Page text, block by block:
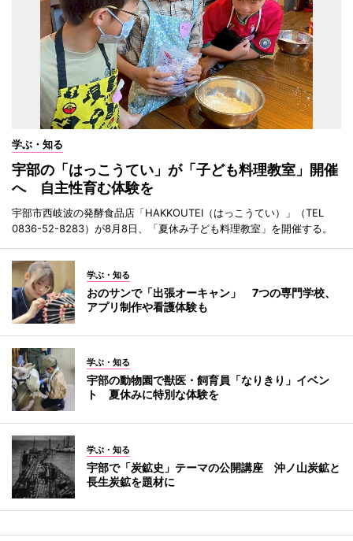
学ぶ・知る
宇部の「はっこうてい」が「子ども料理教室」開催
へ 自主性育む体験を
宇部市西岐波の発酵食品店「HAKKOUTEI（はっこうてい）」（TEL
0836-52-8283）が8月8日、「夏休み子ども料理教室」を開催する。
学ぶ・知る
おのサンで「出張オーキャン」 7つの専門学校、
アプリ制作や看護体験も
学ぶ・知る
宇部の動物園で獣医・飼育員「なりきり」イベン
ト 夏休みに特別な体験を
学ぶ・知る
宇部で「炭鉱史」テーマの公開講座 沖ノ山炭鉱と
長生炭鉱を題材に